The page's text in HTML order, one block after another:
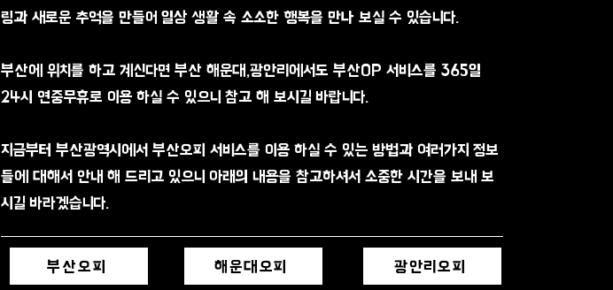
링과 새로운 추억을 만들어 일상 생활 속 소소한 행복을 만나 보실 수 있습니다.
​부산에 위치를 하고 계신다면 부산 해운대,광안리에서도 부산OP 서비스를 365일
24시 연중무휴로 이용 하실 수 있으니 참고 해 보시길 바랍니다.
​지금부터 부산광역시에서 부산오피 서비스를 이용 하실 수 있는 방법과 여러가지 정보
들에 대해서 안내 해 드리고 있으니 아래의 내용을 참고하셔서 소중한 시간을 보내 보
시길 바라겠습니다.
부산오피 해운대오피 광안리오피